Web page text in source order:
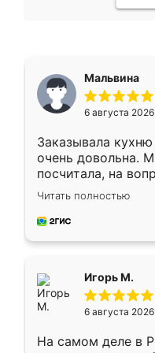
Мальвина
6 августа 2026
Заказывала
очень довольна.
посчитала, на
Замерщик
делу со всей
за день, ребята
Читать полностью
Игорь М.
6 августа 2026
На самом деле в